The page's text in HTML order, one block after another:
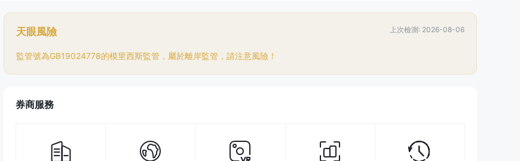
https://twitter.com/AccuIndex
天眼風險 上次檢測: 2026-08-06
監管號為GB19024778的模里西斯監管，屬於離岸監管，請注意風險！
券商服務